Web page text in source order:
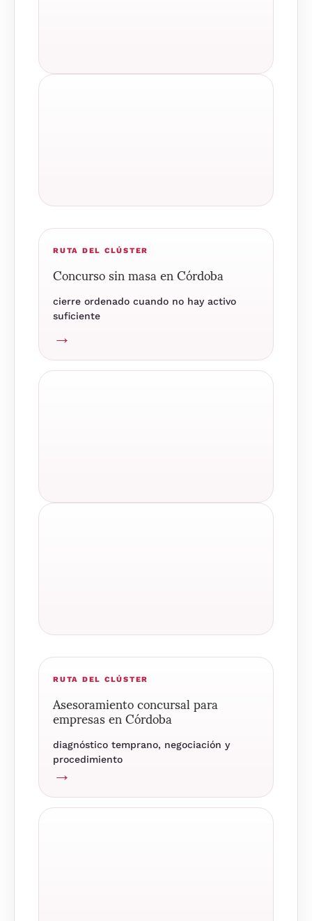
RUTA DEL CLÚSTER
Concurso sin masa en Córdoba
cierre ordenado cuando no hay activo
suficiente
→
RUTA DEL CLÚSTER
Asesoramiento concursal para
empresas en Córdoba
diagnóstico temprano, negociación y
procedimiento
→